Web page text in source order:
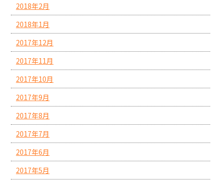
2018年2月
2018年1月
2017年12月
2017年11月
2017年10月
2017年9月
2017年8月
2017年7月
2017年6月
2017年5月